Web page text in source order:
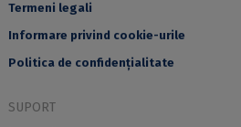
Termeni legali
Informare privind cookie-urile
Politica de confidențialitate
SUPORT